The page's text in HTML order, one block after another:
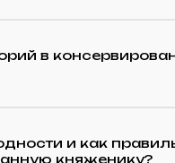
в
и как
княженику?